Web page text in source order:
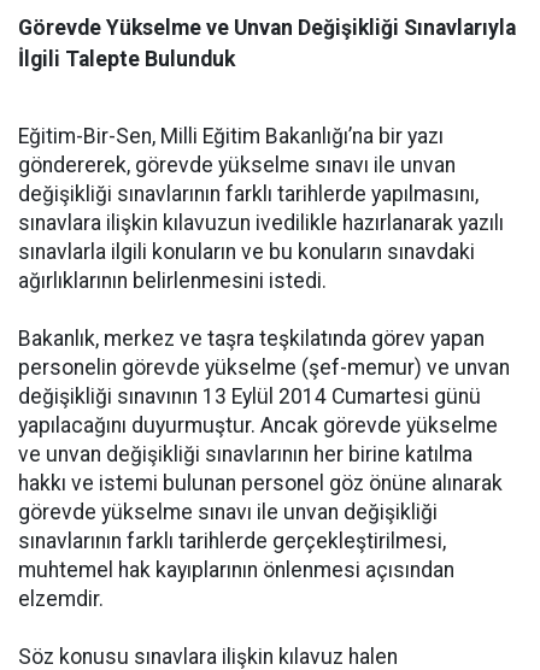
Görevde Yükselme ve Unvan Değişikliği Sınavlarıyla
İlgili Talepte Bulunduk
Eğitim-Bir-Sen, Milli Eğitim Bakanlığı’na bir yazı
göndererek, görevde yükselme sınavı ile unvan
değişikliği sınavlarının farklı tarihlerde yapılmasını,
sınavlara ilişkin kılavuzun ivedilikle hazırlanarak yazılı
sınavlarla ilgili konuların ve bu konuların sınavdaki
ağırlıklarının belirlenmesini istedi.
Bakanlık, merkez ve taşra teşkilatında görev yapan
personelin görevde yükselme (şef-memur) ve unvan
değişikliği sınavının 13 Eylül 2014 Cumartesi günü
yapılacağını duyurmuştur. Ancak görevde yükselme
ve unvan değişikliği sınavlarının her birine katılma
hakkı ve istemi bulunan personel göz önüne alınarak
görevde yükselme sınavı ile unvan değişikliği
sınavlarının farklı tarihlerde gerçekleştirilmesi,
muhtemel hak kayıplarının önlenmesi açısından
elzemdir.
Söz konusu sınavlara ilişkin kılavuz halen